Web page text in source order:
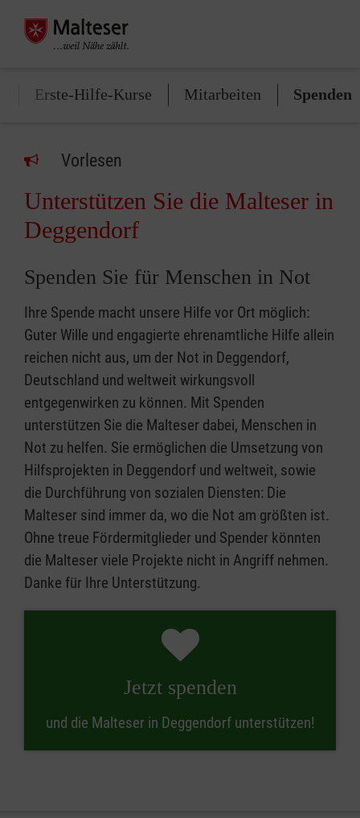
Erste-Hilfe-Kurse Mitarbeiten Spenden
Vorlesen
Unterstützen Sie die Malteser in
Deggendorf
Spenden Sie für Menschen in Not
Ihre Spende macht unsere Hilfe vor Ort möglich:
Guter Wille und engagierte ehrenamtliche Hilfe allein
reichen nicht aus, um der Not in Deggendorf,
Deutschland und weltweit wirkungsvoll
entgegenwirken zu können. Mit Spenden
unterstützen Sie die Malteser dabei, Menschen in
Not zu helfen. Sie ermöglichen die Umsetzung von
Hilfsprojekten in Deggendorf und weltweit, sowie
die Durchführung von sozialen Diensten: Die
Malteser sind immer da, wo die Not am größten ist.
Ohne treue Fördermitglieder und Spender könnten
die Malteser viele Projekte nicht in Angriff nehmen.
Danke für Ihre Unterstützung.
Jetzt spenden
und die Malteser in Deggendorf unterstützen!